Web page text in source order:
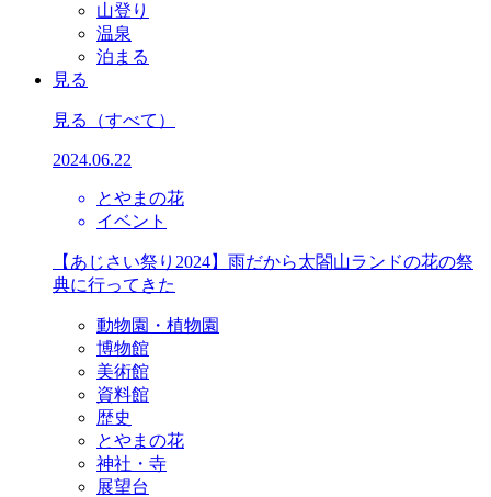
山登り
温泉
泊まる
見る
見る （すべて）
2024.06.22
とやまの花
イベント
【あじさい祭り2024】雨だから太閤山ランドの花の祭
典に行ってきた
動物園・植物園
博物館
美術館
資料館
歴史
とやまの花
神社・寺
展望台